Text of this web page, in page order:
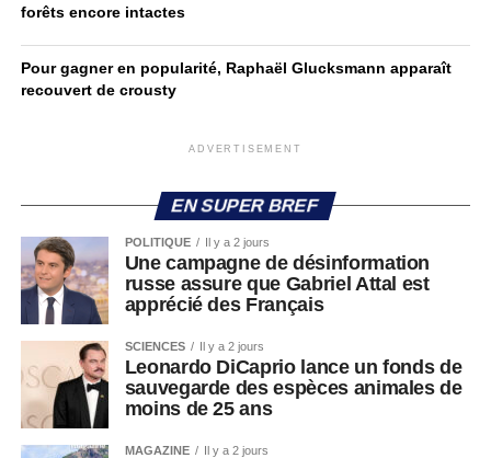
forêts encore intactes
Pour gagner en popularité, Raphaël Glucksmann apparaît
recouvert de crousty
ADVERTISEMENT
EN SUPER BREF
POLITIQUE Il y a 2 jours
Une campagne de désinformation
russe assure que Gabriel Attal est
apprécié des Français
SCIENCES Il y a 2 jours
Leonardo DiCaprio lance un fonds de
sauvegarde des espèces animales de
moins de 25 ans
MAGAZINE Il y a 2 jours